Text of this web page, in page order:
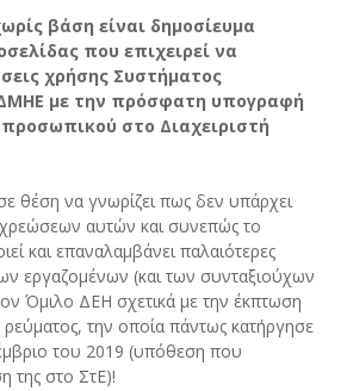
βάση είναι δημοσίευμα
που επιχειρεί να
χρήσης Συστήματος
με την πρόσφατη υπογραφή
στο Διαχειριστή
θέση να γνωρίζει πως δεν υπάρχει
αυτών και συνεπώς το
και επαναλαμβάνει παλαιότερες
εργαζομένων (και των συνταξιούχων
Όμιλο ΔΕΗ σχετικά με την έκπτωση
την οποία πάντως κατήργησε
του 2019 (υπόθεση που
της στο ΣτΕ)!